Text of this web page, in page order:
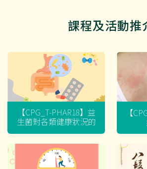
課程及活動推
【CPG_T-PHAR18】益
生菌對各類健康狀況的
迷思
【